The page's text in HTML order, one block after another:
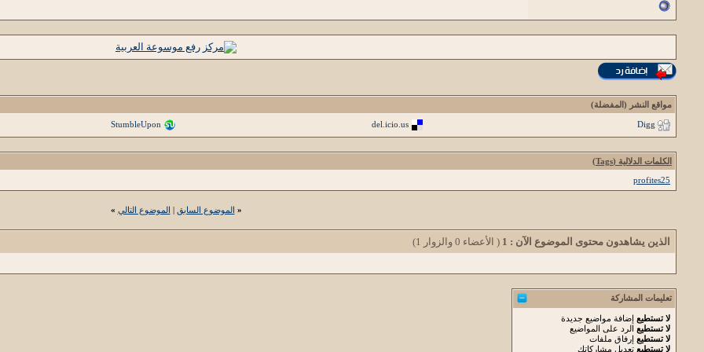
مواقع النشر (المفضلة)
Digg
del.icio.us
StumbleUpon
الكلمات الدلالية (Tags)
profites25
« الموضوع السابق | الموضوع التالي »
الذين يشاهدون محتوى الموضوع الآن : 1 ( الأعضاء 0 والزوار 1)
تعليمات المشاركة
لا تستطيع إضافة مواضيع جديدة
لا تستطيع الرد على المواضيع
لا تستطيع إرفاق ملفات
لا تستطيع تعديل مشاركاتك